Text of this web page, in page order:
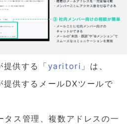
供する「yaritori 」は、
供するメールDXツールで
タス管理、複数アドレスの一